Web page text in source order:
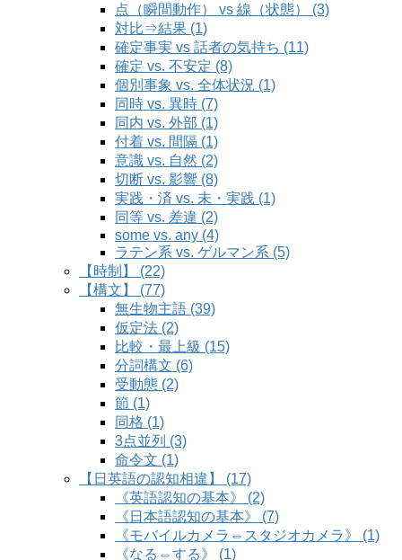
点（瞬間動作） vs 線（状態） (3)
対比⇒結果 (1)
確定事実 vs 話者の気持ち (11)
確定 vs. 不安定 (8)
個別事象 vs. 全体状況 (1)
同時 vs. 異時 (7)
同内 vs. 外部 (1)
付着 vs. 間隔 (1)
意識 vs. 自然 (2)
切断 vs. 影響 (8)
実践・済 vs. 未・実践 (1)
同等 vs. 差違 (2)
some vs. any (4)
ラテン系 vs. ゲルマン系 (5)
【時制】 (22)
【構文】 (77)
無生物主語 (39)
仮定法 (2)
比較・最上級 (15)
分詞構文 (6)
受動態 (2)
節 (1)
同格 (1)
3点並列 (3)
命令文 (1)
【日英語の認知相違】 (17)
《英語認知の基本》 (2)
《日本語認知の基本》 (7)
《モバイルカメラ⇔スタジオカメラ》 (1)
《なる⇔する》 (1)